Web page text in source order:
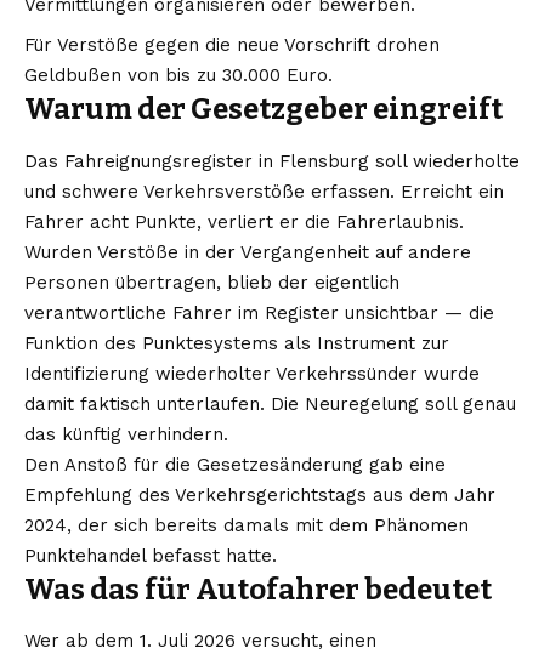
Vermittlungen organisieren oder bewerben.
Für Verstöße gegen die neue Vorschrift drohen
Geldbußen von bis zu 30.000 Euro.
Warum der Gesetzgeber eingreift
Das Fahreignungsregister in Flensburg soll wiederholte
und schwere Verkehrsverstöße erfassen. Erreicht ein
Fahrer acht Punkte, verliert er die Fahrerlaubnis.
Wurden Verstöße in der Vergangenheit auf andere
Personen übertragen, blieb der eigentlich
verantwortliche Fahrer im Register unsichtbar — die
Funktion des Punktesystems als Instrument zur
Identifizierung wiederholter Verkehrssünder wurde
damit faktisch unterlaufen. Die Neuregelung soll genau
das künftig verhindern.
Den Anstoß für die Gesetzesänderung gab eine
Empfehlung des Verkehrsgerichtstags aus dem Jahr
2024, der sich bereits damals mit dem Phänomen
Punktehandel befasst hatte.
Was das für Autofahrer bedeutet
Wer ab dem 1. Juli 2026 versucht, einen